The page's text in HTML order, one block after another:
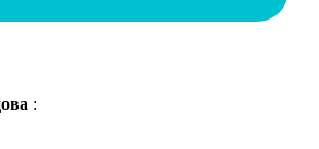
: